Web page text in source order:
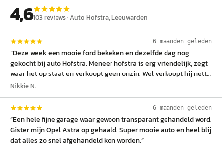
4,6103 reviews ·Auto Hofstra, Leeuwarden
6 maanden geleden
“Deze week een mooie ford bekeken en dezelfde dag nog
gekocht bij auto Hofstra. Meneer hofstra is erg vriendelijk, zegt
waar het op staat en verkoopt geen onzin. Wel verkoopt hij nette
occasions tegen een hele scherpe prijs.
Nikkie N.
6 maanden geleden
“Een hele fijne garage waar gewoon transparant gehandeld word.
Gister mijn Opel Astra op gehaald. Super mooie auto en heel blij
dat alles zo snel afgehandeld kon worden.”